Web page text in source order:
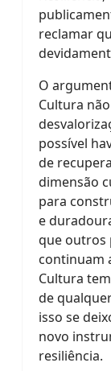
reclamar
O
Cultura
possível
de
dimensão
para
e
que outros
continuam
Cultura
de
isso se
novo
resiliência.